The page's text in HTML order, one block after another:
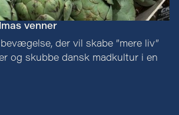
venner
der vil skabe ”mere liv”
og skubbe dansk madkultur i en